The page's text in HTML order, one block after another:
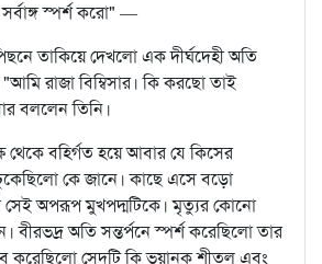
স্পর্শ করো" —
তাকিয়ে দেখলো এক দীর্ঘদেহী অতি
রাজা বিম্বিসার। কি করছো তাই
বললেন তিনি।
বহির্গত হয়ে আবার যে কিসের
কে জানে। কাছে এসে বড়ো
সেই অপরূপ মুখপদ্মটিকে। মৃত্যুর কোনো
বীরভদ্র অতি সন্তর্পনে স্পর্শ করেছিলো তার
করেছিলো সেদুটি কি ভয়ানক শীতল এবং